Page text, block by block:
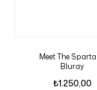
Meet The
Bluray
₺1.250,00